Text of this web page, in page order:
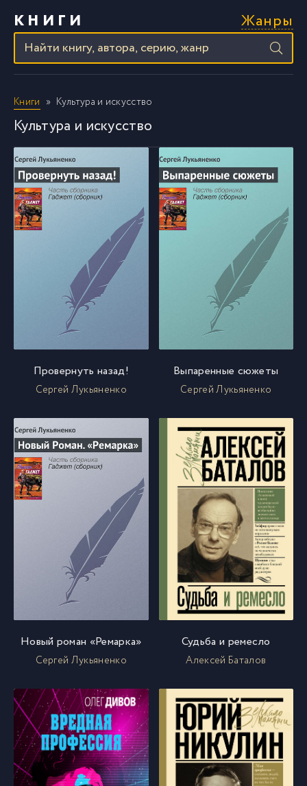
КНИГИ Жанры
Книги Культура и искусство
Культура и искусство
Провернуть назад!
Сергей Лукьяненко
Выпаренные сюжеты
Сергей Лукьяненко
Новый роман «Ремарка»
Сергей Лукьяненко
Судьба и ремесло
Алексей Баталов